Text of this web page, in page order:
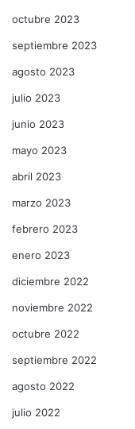
octubre 2023
septiembre 2023
agosto 2023
julio 2023
junio 2023
mayo 2023
abril 2023
marzo 2023
febrero 2023
enero 2023
diciembre 2022
noviembre 2022
octubre 2022
septiembre 2022
agosto 2022
julio 2022